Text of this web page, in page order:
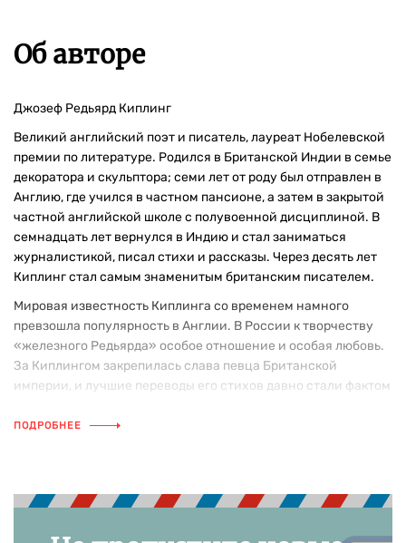
Об авторе
Джозеф Редьярд Киплинг
Великий английский поэт и писатель, лауреат Нобелевской
премии по литературе. Родился в Британской Индии в семье
декоратора и скульптора; семи лет от роду был отправлен в
Англию, где учился в частном пансионе, а затем в закрытой
частной английской школе с полувоенной дисциплиной. В
семнадцать лет вернулся в Индию и стал заниматься
журналистикой, писал стихи и рассказы. Через десять лет
Киплинг стал самым знаменитым британским писателем.
Мировая известность Киплинга со временем намного
превзошла популярность в Англии. В России к творчеству
«железного Редьярда» особое отношение и особая любовь.
За Киплингом закрепилась слава певца Британской
империи, и лучшие переводы его стихов давно стали фактом
Джозеф Редьярд Киплинг — первый английский писатель,
произведений посвятил Индии и Востоку. Кто не помнит его
вырос в джунглях среди зверей?! А ведь этой истории уже
ПОДРОБНЕЕ